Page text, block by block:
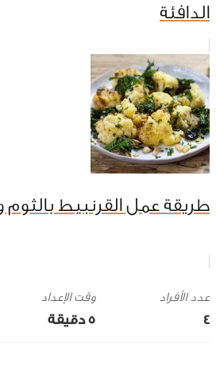
الدافئة
طريقة عمل القرنبيط بالثوم
4
وقت الإعداد
5 ‎دقيقة